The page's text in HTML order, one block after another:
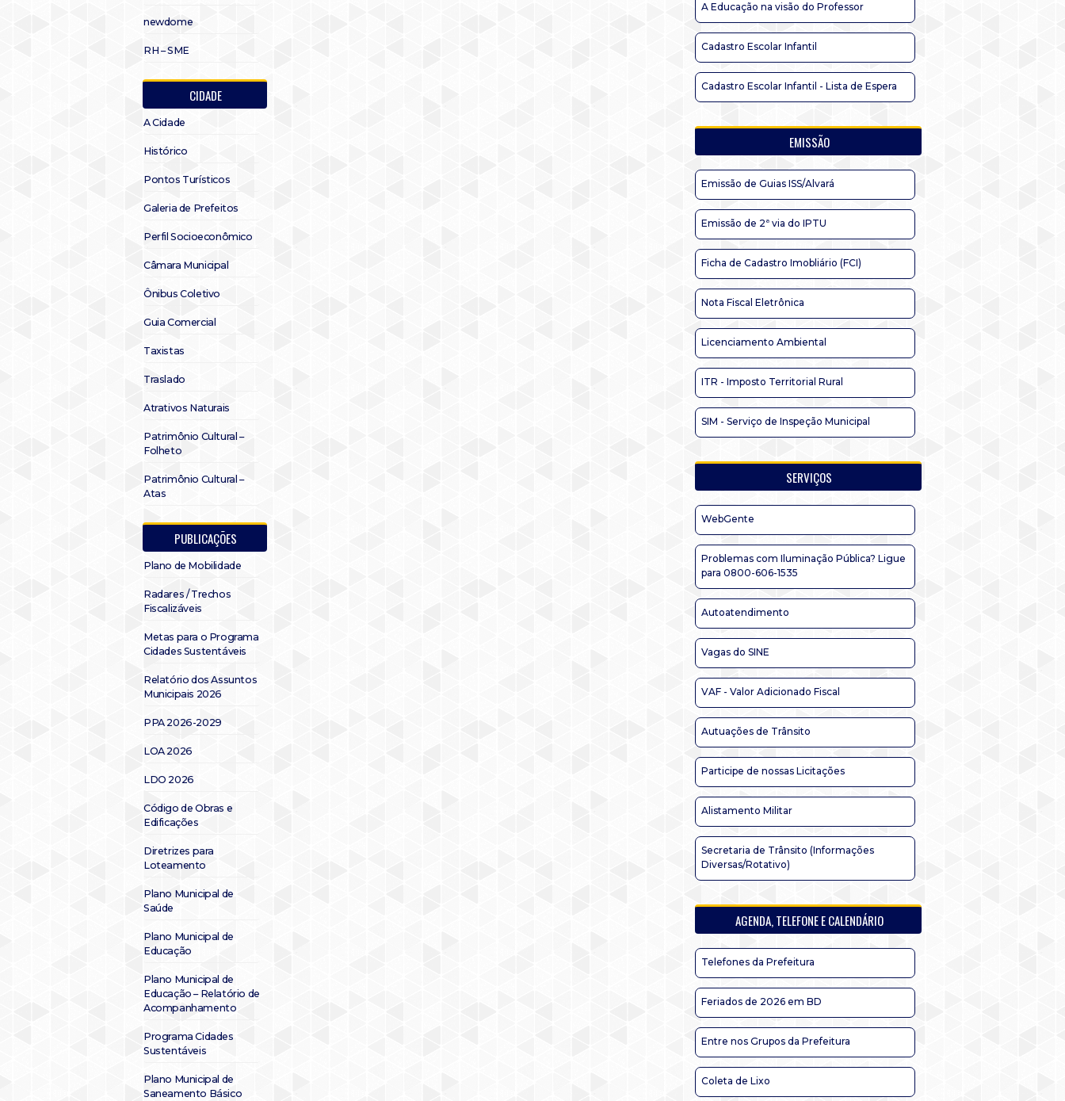
newdome
RH – SME
CIDADE
A Cidade
Histórico
Pontos Turísticos
Galeria de Prefeitos
Perfil Socioeconômico
Câmara Municipal
Ônibus Coletivo
Guia Comercial
Taxistas
Traslado
Atrativos Naturais
Patrimônio Cultural –
Folheto
Patrimônio Cultural –
Atas
PUBLICAÇÕES
Plano de Mobilidade
Radares / Trechos
Fiscalizáveis
Metas para o Programa
Cidades Sustentáveis
Relatório dos Assuntos
Municipais 2026
PPA 2026-2029
LOA 2026
LDO 2026
Código de Obras e
Edificações
Diretrizes para
Loteamento
Plano Municipal de
Saúde
Plano Municipal de
Educação
Plano Municipal de
Educação – Relatório de
Acompanhamento
Programa Cidades
Sustentáveis
Plano Municipal de
Saneamento Básico
A Educação na visão do Professor
Cadastro Escolar Infantil
Cadastro Escolar Infantil - Lista de Espera
EMISSÃO
Emissão de Guias ISS/Alvará
Emissão de 2ª via do IPTU
Ficha de Cadastro Imobliário (FCI)
Nota Fiscal Eletrônica
Licenciamento Ambiental
ITR - Imposto Territorial Rural
SIM - Serviço de Inspeção Municipal
SERVIÇOS
WebGente
Problemas com Iluminação Pública? Ligue
para 0800-606-1535
Autoatendimento
Vagas do SINE
VAF - Valor Adicionado Fiscal
Autuações de Trânsito
Participe de nossas Licitações
Alistamento Militar
Secretaria de Trânsito (Informações
Diversas/Rotativo)
AGENDA, TELEFONE E CALENDÁRIO
Telefones da Prefeitura
Feriados de 2026 em BD
Entre nos Grupos da Prefeitura
Coleta de Lixo